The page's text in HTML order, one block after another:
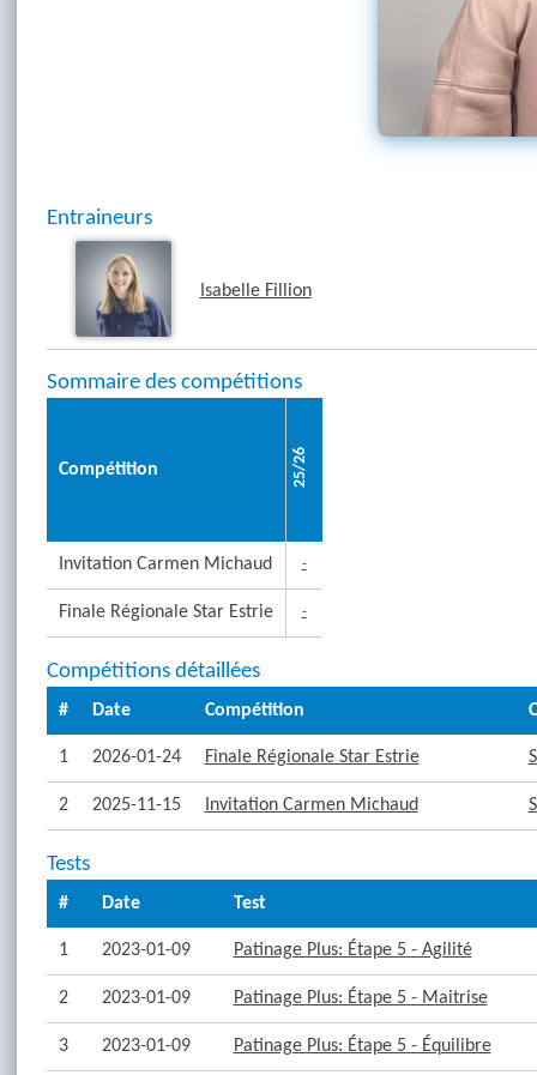
Entraineurs
Isabelle Fillion
Sommaire des compétitions
Compétition 25/26
Invitation Carmen Michaud -
Finale Régionale Star Estrie -
Compétitions détaillées
# Date Compétition
1 2026-01-24 Finale Régionale Star Estrie
2 2025-11-15 Invitation Carmen Michaud
Tests
# Date Test
1 2023-01-09 Patinage Plus: Étape 5 - Agilité
2 2023-01-09 Patinage Plus: Étape 5 - Maitrise
3 2023-01-09 Patinage Plus: Étape 5 - Équilibre